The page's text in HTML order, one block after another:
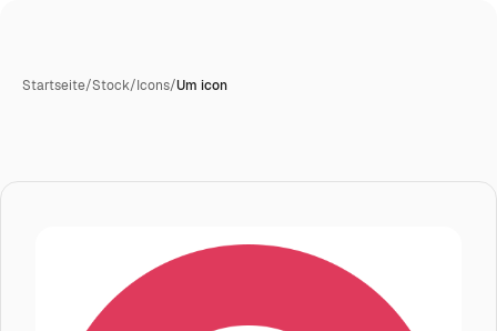
Startseite/Stock/Icons/Um icon